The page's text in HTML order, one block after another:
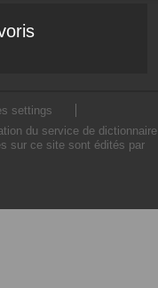
settings
du service de dictionnaire
sur ce site sont édités par